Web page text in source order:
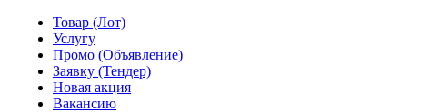
Товар (Лот)
Услугу
Промо (Объявление)
Заявку (Тендер)
Новая акция
Вакансию